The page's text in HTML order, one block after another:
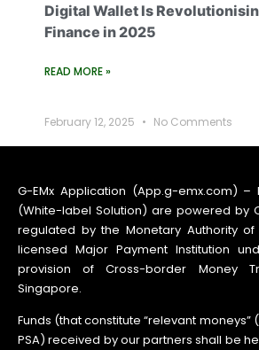
Digital Wallet Is
Finance in 2025
READ MORE »
February 12, 2025 No Comments
G-EMx Application (App.g-emx.com) –
(White-label Solution) are powered by
regulated by the Monetary Authority
licensed Major Payment Institution
provision of Cross-border Money
Singapore.
Funds (that constitute “relevant
PSA) received by our partners shall be